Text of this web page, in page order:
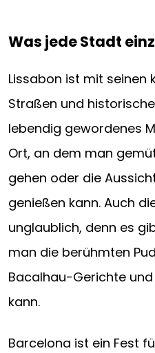
Was jede Stadt
Lissabon ist mit
Straßen und
lebendig gewordenes
Ort, an dem man
gehen oder die
genießen kann. Auch
unglaublich, denn es
man die berühmten
Bacalhau-Gerichte
kann.
Barcelona ist ein Fest